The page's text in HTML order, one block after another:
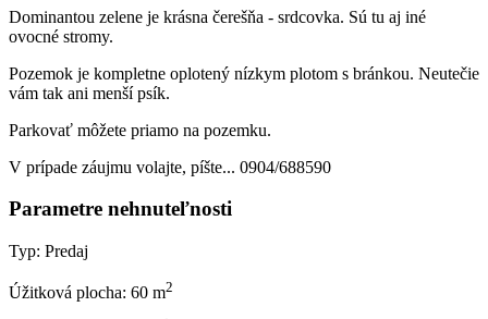
Dominantou zelene je krásna čerešňa - srdcovka. Sú tu aj iné
ovocné stromy.
Pozemok je kompletne oplotený nízkym plotom s bránkou. Neutečie
vám tak ani menší psík.
Parkovať môžete priamo na pozemku.
V prípade záujmu volajte, píšte... 0904/688590
Parametre nehnuteľnosti
Typ: Predaj
Úžitková plocha: 60 m2